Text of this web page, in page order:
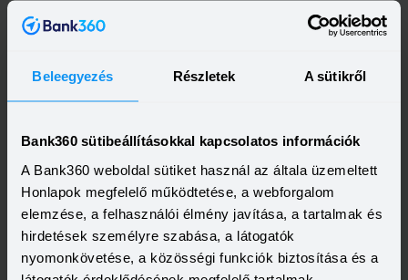
Beleegyezés Részletek A sütikről
Bank360 sütibeállításokkal kapcsolatos információk
A Bank360 weboldal sütiket használ az általa üzemeltett
Honlapok megfelelő működtetése, a webforgalom
elemzése, a felhasználói élmény javítása, a tartalmak és
hirdetések személyre szabása, a látogatók
nyomonkövetése, a közösségi funkciók biztosítása és a